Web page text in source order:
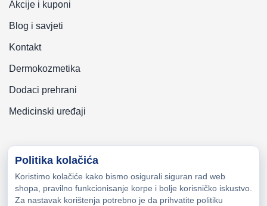
Akcije i kuponi
Blog i savjeti
Kontakt
Dermokozmetika
Dodaci prehrani
Medicinski uređaji
Copyright © 2026 Zeni-Lijek Apoteka. Sva prava zadržana
Politika kolačića
Koristimo kolačiće kako bismo osigurali siguran rad web
shopa, pravilno funkcionisanje korpe i bolje korisničko iskustvo.
Za nastavak korištenja potrebno je da prihvatite politiku